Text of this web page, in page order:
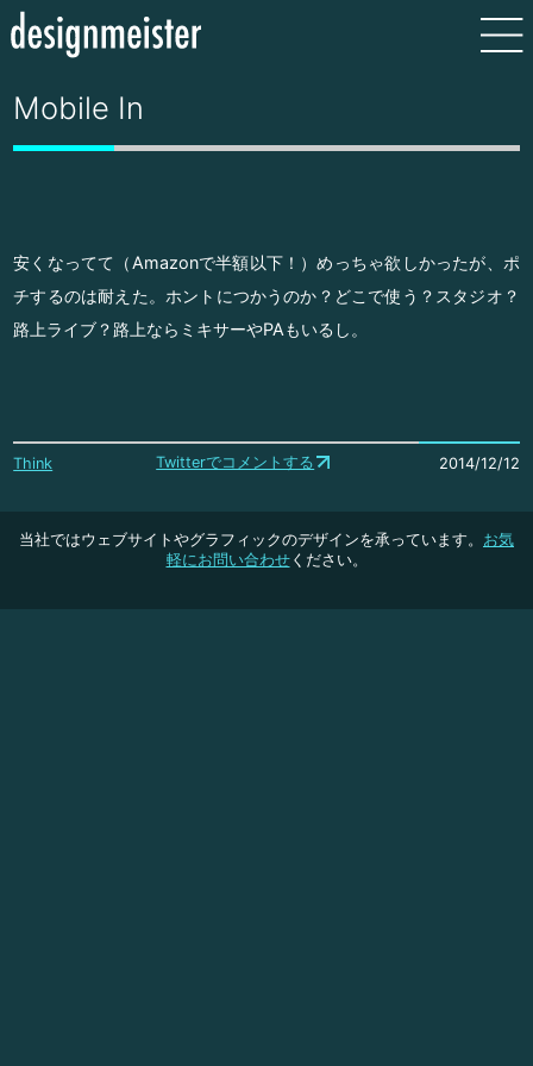
Mobile In
安くなってて（Amazonで半額以下！）めっちゃ欲しかったが、ポ
チするのは耐えた。ホントにつかうのか？どこで使う？スタジオ？
路上ライブ？路上ならミキサーやPAもいるし。
Think Twitterでコメントする 2014/12/12
当社ではウェブサイトやグラフィックのデザインを承っています。 お気
軽にお問い合わせください。